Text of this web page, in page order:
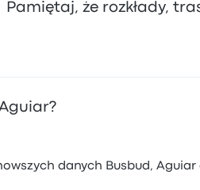
Pamiętaj, że rozkłady,
danych Busbud,